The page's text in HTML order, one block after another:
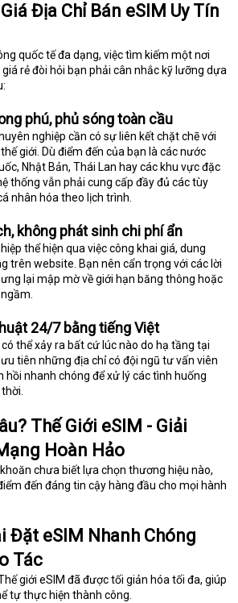
Địa Chỉ Bán eSIM Uy Tín
quốc tế đa dạng, việc tìm kiếm một nơi
rẻ đòi hỏi bạn phải cân nhắc kỹ lưỡng dựa
phú, phủ sóng toàn cầu
nghiệp cần có sự liên kết chặt chẽ với
giới. Dù điểm đến của bạn là các nước
Nhật Bản, Thái Lan hay các khu vực đặc
thống vẫn phải cung cấp đầy đủ các tùy
nhân hóa theo lịch trình.
không phát sinh chi phí ẩn
thể hiện qua việc công khai giá, dung
trên website. Bạn nên cẩn trọng với các lời
lại mập mờ về giới hạn băng thông hoặc
24/7 bằng tiếng Việt
thể xảy ra bất cứ lúc nào do hạ tầng tại
tiên những địa chỉ có đội ngũ tư vấn viên
hồi nhanh chóng để xử lý các tình huống
Thế Giới eSIM - Giải
Hoàn Hảo
chưa biết lựa chọn thương hiệu nào,
đến đáng tin cậy hàng đầu cho mọi hành
Đặt eSIM Nhanh Chóng
Tác
giới eSIM đã được tối giản hóa tối đa, giúp
tự thực hiện thành công.